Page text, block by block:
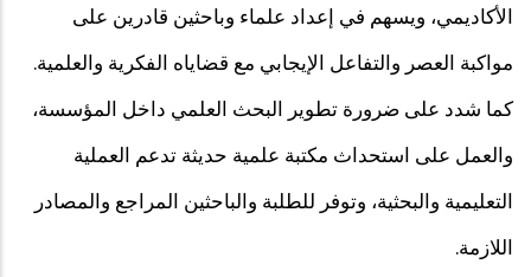
الأكاديمي، ويسهم في إعداد علماء وباحثين قادرين على
مواكبة العصر والتفاعل الإيجابي مع قضاياه الفكرية والعلمية.
كما شدد على ضرورة تطوير البحث العلمي داخل المؤسسة،
والعمل على استحداث مكتبة علمية حديثة تدعم العملية
التعليمية والبحثية، وتوفر للطلبة والباحثين المراجع والمصادر
اللازمة.